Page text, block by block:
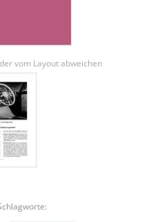
vom Layout abweichen